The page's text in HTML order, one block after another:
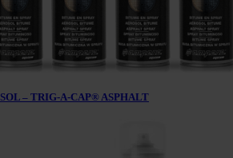
– TRIG-A-CAP® ASPHALT